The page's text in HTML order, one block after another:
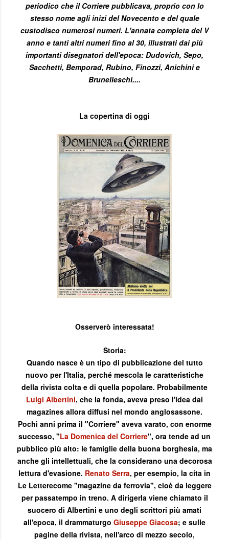
periodico che il Corriere pubblicava, proprio con lo
stesso nome agli inizi del Novecento e del quale
custodisco numerosi numeri. L'annata completa del V
anno e tanti altri numeri fino al 30, illustrati dai più
importanti disegnatori dell'epoca: Dudovich, Sepo,
Sacchetti, Bemporad, Rubino, Finozzi, Anichini e
Brunelleschi....
La copertina di oggi
Osserverò interessata!
Storia:
Quando nasce è un tipo di pubblicazione del tutto
nuovo per l'Italia, perché mescola le caratteristiche
della rivista colta e di quella popolare. Probabilmente
Luigi Albertini, che la fonda, aveva preso l'idea dai
magazines allora diffusi nel mondo anglosassone.
Pochi anni prima il "Corriere" aveva varato, con enorme
successo, "La Domenica del Corriere", ora tende ad un
pubblico più alto: le famiglie della buona borghesia, ma
anche gli intellettuali, che la considerano una decorosa
lettura d'evasione. Renato Serra, per esempio, la cita in
Le Letterecome "magazine da ferrovia", cioè da leggere
per passatempo in treno. A dirigerla viene chiamato il
suocero di Albertini e uno degli scrittori più amati
all'epoca, il drammaturgo Giuseppe Giacosa; e sulle
pagine della rivista, nell'arco di mezzo secolo,